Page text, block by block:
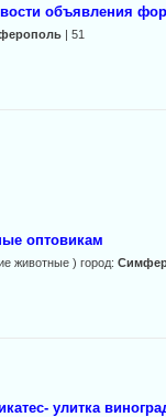
объявления
| 51
оптовикам
животные ) город:
улитка